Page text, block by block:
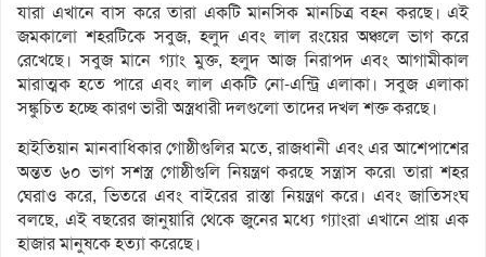
যারা এখানে বাস করে তারা একটি মানসিক মানচিত্র বহন করছে। এই
জমকালো শহরটিকে সবুজ, হলুদ এবং লাল রংয়ের অঞ্চলে ভাগ করে
রেখেছে। সবুজ মানে গ্যাং মুক্ত, হলুদ আজ নিরাপদ এবং আগামীকাল
মারাত্মক হতে পারে এবং লাল একটি নো-এন্ট্রি এলাকা। সবুজ এলাকা
সঙ্কুচিত হচ্ছে কারণ ভারী অস্ত্রধারী দলগুলো তাদের দখল শক্ত করছে।
হাইতিয়ান মানবাধিকার গোষ্ঠীগুলির মতে, রাজধানী এবং এর আশেপাশের
অন্তত ৬০ ভাগ সশস্ত্র গোষ্ঠীগুলি নিয়ন্ত্রণ করছে সন্ত্রাস করে৷ তারা শহর
ঘেরাও করে, ভিতরে এবং বাইরের রাস্তা নিয়ন্ত্রণ করে। এবং জাতিসংঘ
বলছে, এই বছরের জানুয়ারি থেকে জুনের মধ্যে গ্যাংরা এখানে প্রায় এক
হাজার মানুষকে হত্যা করেছে।